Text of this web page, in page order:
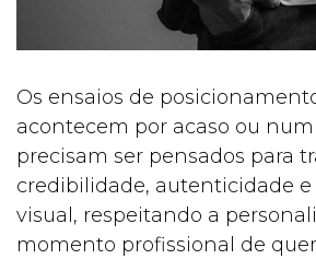
Os ensaios de
acontecem por acaso ou
precisam ser pensados para
credibilidade, autenticidade e
visual, respeitando a
momento profissional de